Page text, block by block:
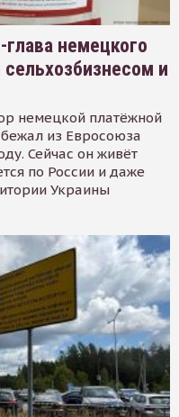
немецкого
и
немецкой платёжной
из Евросоюза
Сейчас он живёт
по России и даже
Украины